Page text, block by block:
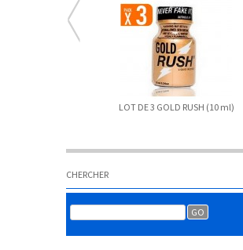
LOT DE 3 GOLD RUSH (10 ml)
CHERCHER